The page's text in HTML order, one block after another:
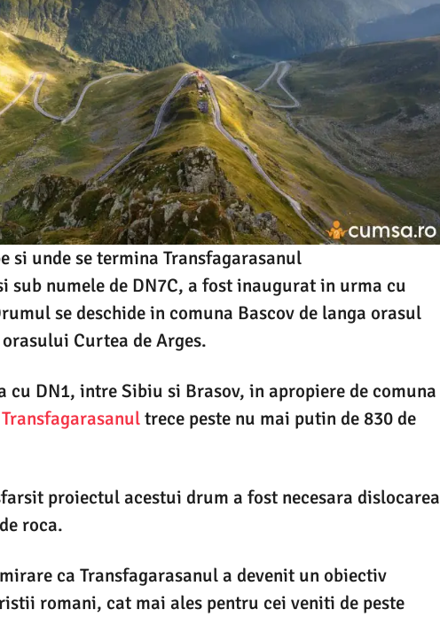
si unde se termina Transfagarasanul
sub numele de DN7C, a fost inaugurat in urma cu
se deschide in comuna Bascov de langa orasul
Curtea de Arges.
cu DN1, intre Sibiu si Brasov, in apropiere de comuna
Transfagarasanultrece peste nu mai putin de 830 de
proiectul acestui drum a fost necesara dislocarea
roca.
ca Transfagarasanul a devenit un obiectiv
romani, cat mai ales pentru cei veniti de peste